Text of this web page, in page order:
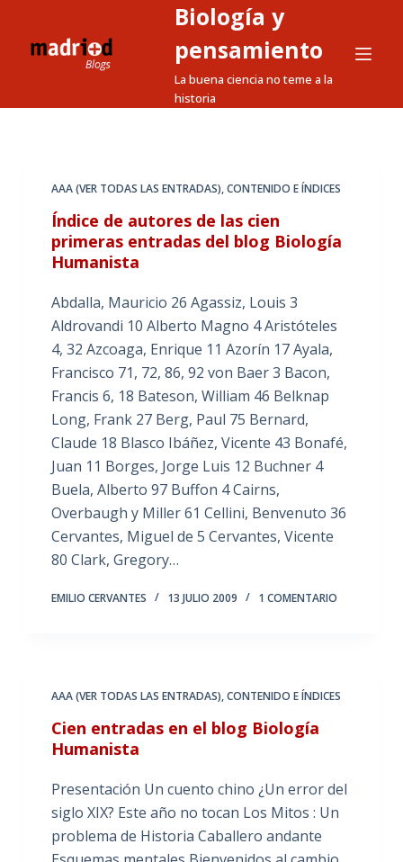
a
Biología y
pensamiento
La buena ciencia no teme a la
historia
AAA (VER TODAS LAS ENTRADAS),CONTENIDO E ÍNDICES
Índice de autores de las cien
primeras entradas del blog Biología
Humanista
Abdalla, Mauricio 26 Agassiz, Louis 3
Aldrovandi 10 Alberto Magno 4 Aristóteles
4, 32 Azcoaga, Enrique 11 Azorín 17 Ayala,
Francisco 71, 72, 86, 92 von Baer 3 Bacon,
Francis 6, 18 Bateson, William 46 Belknap
Long, Frank 27 Berg, Paul 75 Bernard,
Claude 18 Blasco Ibáñez, Vicente 43 Bonafé,
Juan 11 Borges, Jorge Luis 12 Buchner 4
Buela, Alberto 97 Buffon 4 Cairns,
Overbaugh y Miller 61 Cellini, Benvenuto 36
Cervantes, Miguel de 5 Cervantes, Vicente
80 Clark, Gregory…
EMILIO CERVANTES 13 JULIO 2009 1 COMENTARIO
AAA (VER TODAS LAS ENTRADAS),CONTENIDO E ÍNDICES
Cien entradas en el blog Biología
Humanista
Presentación Un cuento chino ¿Un error del
siglo XIX? Este año no tocan Los Mitos : Un
problema de Historia Caballero andante